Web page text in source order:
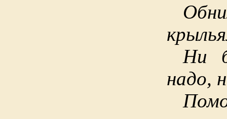
Ни
надо,